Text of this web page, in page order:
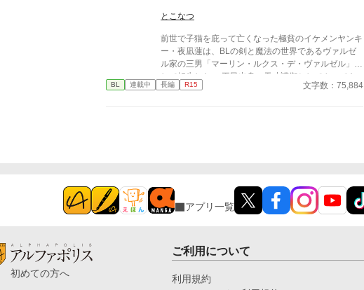
うに男と暮らすことになる。 男だけの世界。誰でも
で完結までザッと書いて投稿しましたのでもしかした
ら誤字脱字があるかと思いますが、見つけ次第修正し
ます。 誤字脱字報告ありがとうございます。助かり
ます。
とこなつ
前世で子猫を庇って亡くなった極貧のイケメンヤンキ
ー・夜凪蓮は、BLの剣と魔法の世界であるヴァルゼ
ル家の三男「マーリン・ルクス・デ・ヴァルゼル」と
して転生した。 平民出身の天才護衛としてやってき
た美少年・アルベール（アル）と出会い、幼少期に母
し、中身がビビりな小心者であるマーリンは、その重
すぎるプレッシャーに日々怯え、憂鬱を感じていた。
歴史や一族の家系図を学ぶ中、マーリンは母エリスの
たマーリンは、ショックのあまり発作的に魔力を暴走
まま魔力切れと疲労により自室で寝込み、母への想い
BL 連載中 長編 R15 文字数：75,884
アプリ一覧
初めての方へ
ご利用について
利用規約